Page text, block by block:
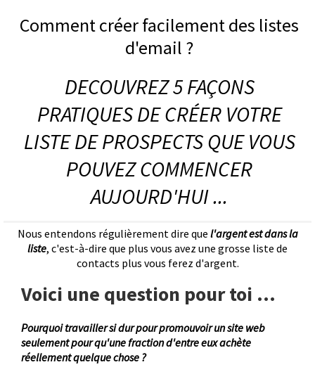
Comment créer facilement des listes
d'email ?
DECOUVREZ 5 FAÇONS
PRATIQUES DE CRÉER VOTRE
LISTE DE PROSPECTS QUE VOUS
POUVEZ COMMENCER
AUJOURD'HUI ...
Nous entendons régulièrement dire que l'argent est dans la
liste, c'est-à-dire que plus vous avez une grosse liste de
contacts plus vous ferez d'argent.
Voici une question pour toi ...
Pourquoi travailler si dur pour promouvoir un site web
seulement pour qu'une fraction d'entre eux achète
réellement quelque chose ?